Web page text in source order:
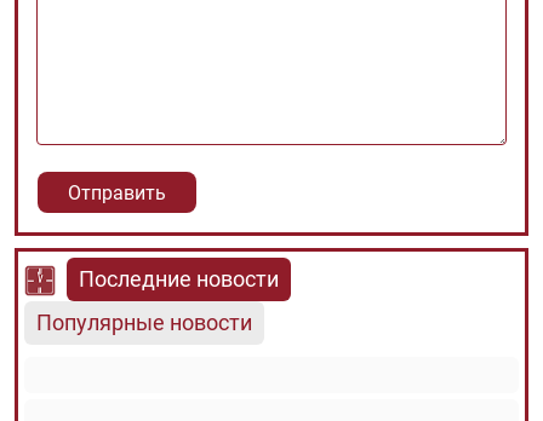
Последние новости
Популярные новости